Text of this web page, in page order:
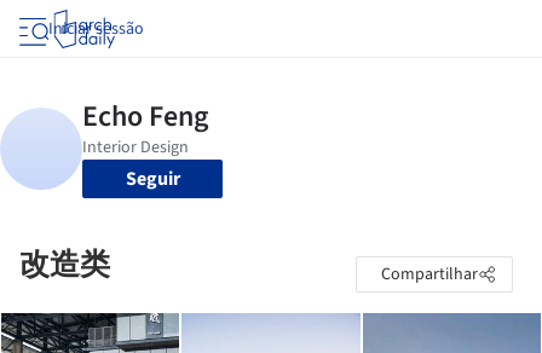
Iniciar sessão
Seguir
改造类 Compartilhar